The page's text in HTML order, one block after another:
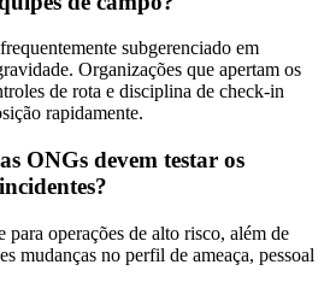
subgerenciado em
Organizações que apertam os
de rota e disciplina de check-in
rapidamente.
ONGs devem testar os
operações de alto risco, além de
mudanças no perfil de ameaça, pessoal